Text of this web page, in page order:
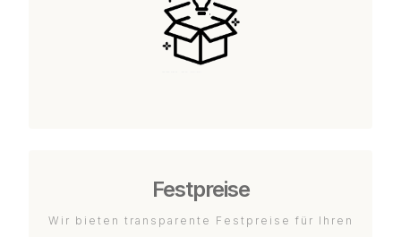
Festpreise
Wir bieten transparente Festpreise für Ihren